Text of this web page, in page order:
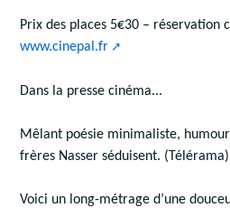
Prix des places 5€30 – réservation
www.cinepal.fr
Dans la presse cinéma...
Mêlant poésie minimaliste,
frères Nasser séduisent. (Télérama)
Voici un long-métrage d’une